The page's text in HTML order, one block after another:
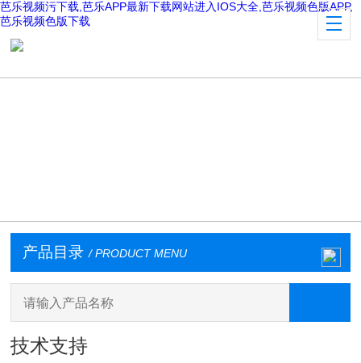
芭乐视频污下载,芭乐APP最新下载网站进入IOS大全,芭乐视频色版APP,
芭乐视频色版下载
产品目录 / PRODUCT MENU
技术支持